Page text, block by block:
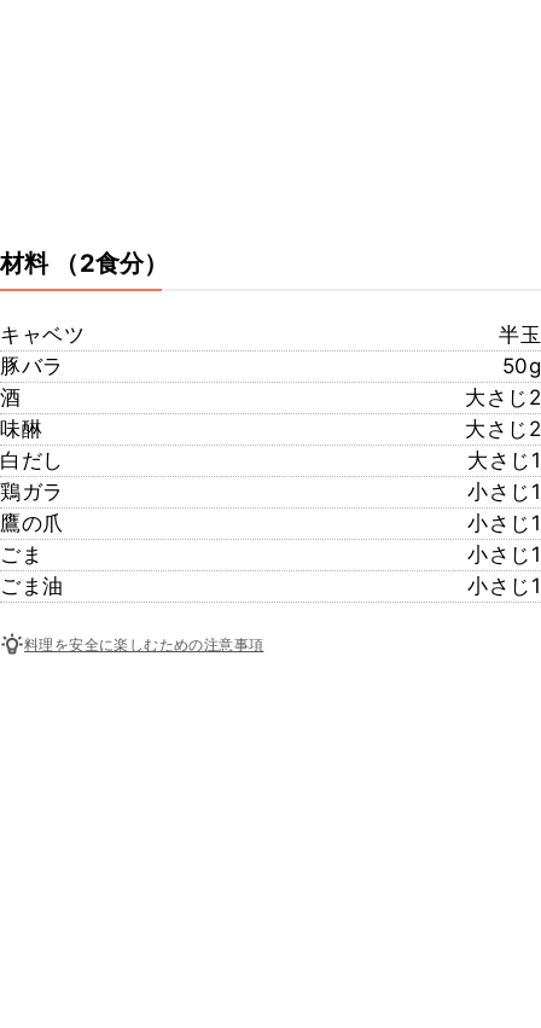
材料 （2食分）
キャベツ
半玉
豚バラ
50g
酒
大さじ2
味醂
大さじ2
白だし
大さじ1
鶏ガラ
小さじ1
鷹の爪
小さじ1
ごま
小さじ1
ごま油
小さじ1
料理を安全に楽しむための注意事項